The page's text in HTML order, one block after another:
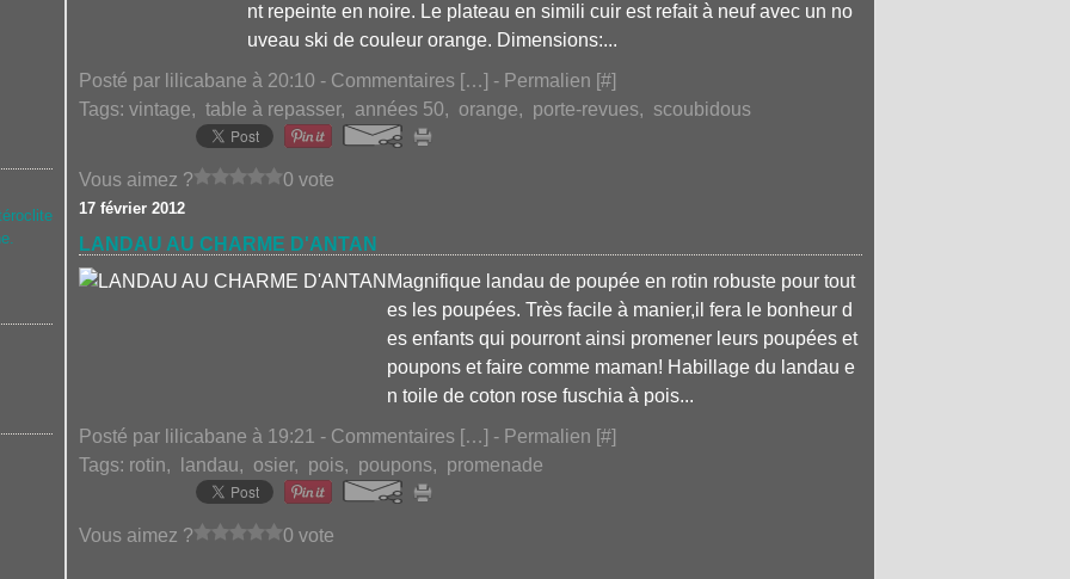
nt repeinte en noire. Le plateau en simili cuir est refait à neuf avec un no
uveau ski de couleur orange. Dimensions:...
Posté par lilicabane à 20:10 - Commentaires […] - Permalien [#]
Tags: vintage, table à repasser, années 50, orange, porte-revues, scoubidous
Vous aimez ? 0 vote
17 février 2012
LANDAU AU CHARME D'ANTAN
Magnifique landau de poupée en rotin robuste pour tout
es les poupées. Très facile à manier,il fera le bonheur d
es enfants qui pourront ainsi promener leurs poupées et
poupons et faire comme maman! Habillage du landau e
n toile de coton rose fuschia à pois...
Posté par lilicabane à 19:21 - Commentaires […] - Permalien [#]
Tags: rotin, landau, osier, pois, poupons, promenade
Vous aimez ? 0 vote